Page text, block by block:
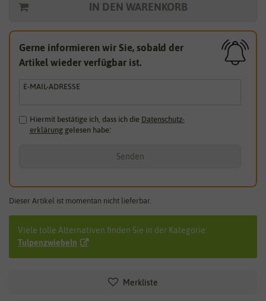
IN DEN WARENKORB
Gerne informieren wir Sie, sobald der
Artikel wieder verfügbar ist.
E-MAIL-ADRESSE
Hiermit bestätige ich, dass ich die Daten­schutz­
erklärunggelesen habe.*
Senden
Dieser Artikel ist momentan nicht lieferbar.
Viele tolle Alternativen finden Sie in der Kategorie:
Tulpenzwiebeln
Merkliste